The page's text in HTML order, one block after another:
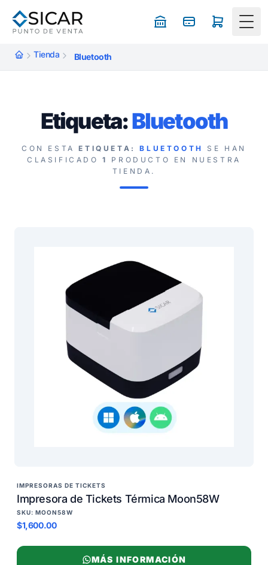
Tienda Bluetooth
Etiqueta:Bluetooth
CON ESTAETIQUETA: BLUETOOTH
SE HAN
CLASIFICADO1
PRODUCTO EN NUESTRA
TIENDA.
IMPRESORAS DE TICKETS
Impresora de Tickets Térmica Moon58W
SKU: MOON58W
$1,600.00
MÁS INFORMACIÓN